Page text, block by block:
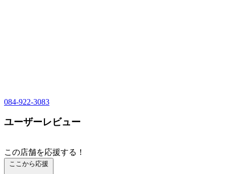
084-922-3083
ユーザーレビュー
この店舗を応援する！
ここから応援